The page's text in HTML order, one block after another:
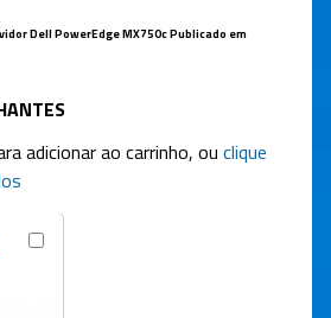
Dell PowerEdge MX750c Publicado em
adicionar ao carrinho, ou clique